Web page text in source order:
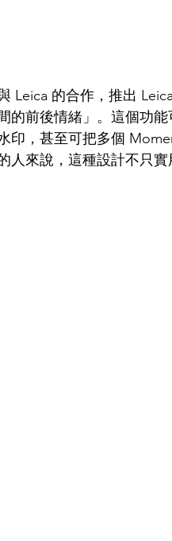
Leica 的合作，推出
的前後情緒」。這個功
印，甚至可把多個
人來說，這種設計不只實